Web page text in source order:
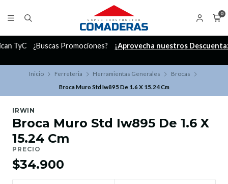
0
¿Buscas Promociones? ¡Aprovecha nuestros Descuentazos!
Inicio Ferreteria Herramientas Generales
Brocas
Broca Muro Std Iw895 De 1.6 X 15.24 Cm
IRWIN
Broca Muro Std Iw895 De 1.6 X
15.24 Cm
PRECIO
$34.900